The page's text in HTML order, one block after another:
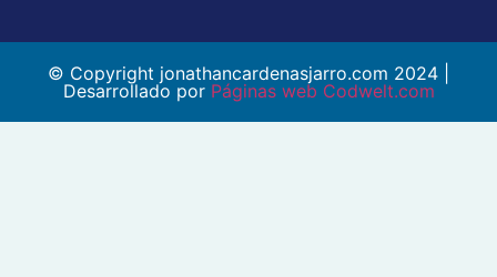
© Copyright jonathancardenasjarro.com 2024 |
Desarrollado por Páginas web Codwelt.com